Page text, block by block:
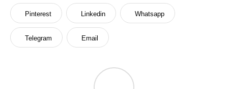
Pinterest Linkedin Whatsapp
Telegram Email